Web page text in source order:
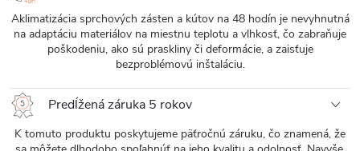
Aklimatizácia sprchových zásten a kútov na 48 hodín je nevyhnutná
na adaptáciu materiálov na miestnu teplotu a vlhkosť, čo zabraňuje
poškodeniu, ako sú praskliny či deformácie, a zaisťuje
bezproblémovú inštaláciu.
Predĺžená záruka 5 rokov
K tomuto produktu poskytujeme päťročnú záruku, čo znamená, že